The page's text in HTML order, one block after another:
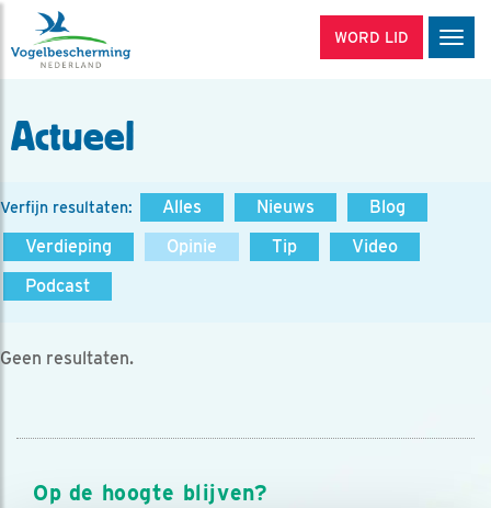
WORD LID
Actueel
Verfijn resultaten: Alles Nieuws
Blog
Verdieping
Opinie Tip
Video
Podcast
Geen resultaten.
Op de hoogte blijven?